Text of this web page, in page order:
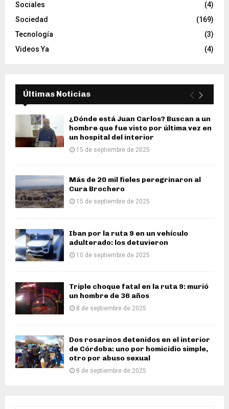
Sociales
(4)
Sociedad
(169)
Tecnología
(3)
Videos Ya
(4)
Últimas Noticias
¿Dónde está Juan Carlos? Buscan a un
hombre que fue visto por última vez en
un hospital del interior
15 de septiembre de 2025
Más de 20 mil fieles peregrinaron al
Cura Brochero
15 de septiembre de 2025
Iban por la ruta 9 en un vehículo
adulterado: los detuvieron
10 de septiembre de 2025
Triple choque fatal en la ruta 9: murió
un hombre de 36 años
8 de septiembre de 2025
Dos rosarinos detenidos en el interior
de Córdoba: uno por homicidio simple,
otro por abuso sexual
8 de septiembre de 2025